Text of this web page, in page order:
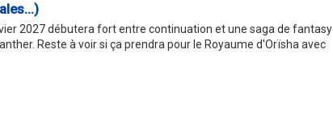
2027 débutera fort entre continuation et une saga de fantasy
Reste à voir si ça prendra pour le Royaume d'Orïsha avec